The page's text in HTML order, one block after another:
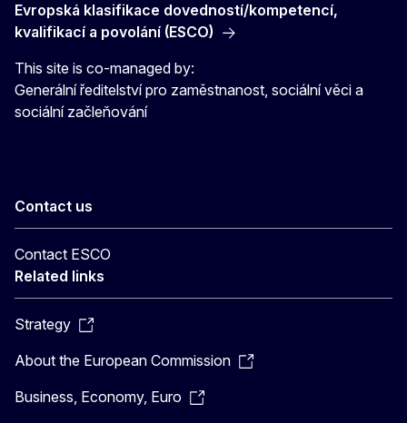
Evropská klasifikace dovedností/kompetencí,
kvalifikací a povolání (ESCO)
This site is co-managed by:
Generální ředitelství pro zaměstnanost, sociální věci a
sociální začleňování
Contact us
Contact ESCO
Related links
Strategy
About the European Commission
Business, Economy, Euro